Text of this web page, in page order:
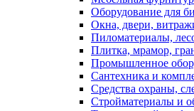
Оборудование для
Окна, двери,
Пиломатериалы,
Плитка, мрамор,
Промышленное
Сантехника и
Средства охраны,
Стройматериалы и